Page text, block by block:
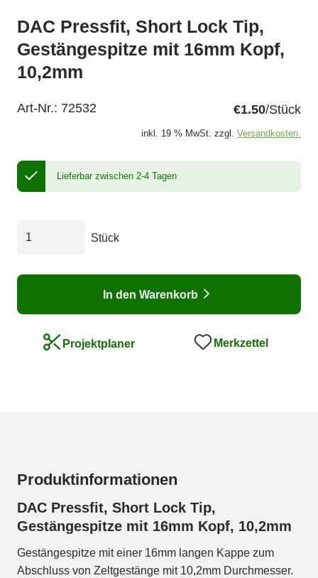
DAC Pressfit, Short Lock Tip,
Gestängespitze mit 16mm Kopf,
10,2mm
Art-Nr.: 72532 €1.50/Stück
inkl. 19 % MwSt. zzgl. Versandkosten.
Lieferbar zwischen 2-4 Tagen
Stück
In den Warenkorb
Projektplaner Merkzettel
Produktinformationen
DAC Pressfit, Short Lock Tip,
Gestängespitze mit 16mm Kopf, 10,2mm
Gestängespitze mit einer 16mm langen Kappe zum
Abschluss von Zeltgestänge mit 10,2mm Durchmesser.